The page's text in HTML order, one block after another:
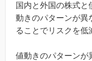
国内と外国の株式と
動きのパターンが異
ることでリスクを低
値動きのパターンが